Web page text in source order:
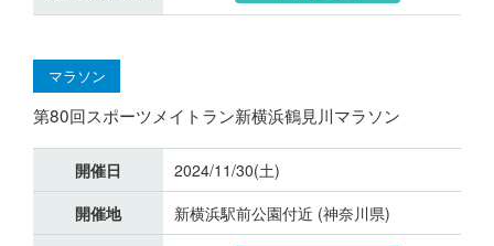
マラソン
第80回スポーツメイトラン新横浜鶴見川マラソン
開催日
2024/11/30(土)
開催地
新横浜駅前公園付近 (神奈川県)